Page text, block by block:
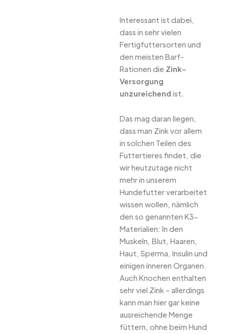
Interessant ist dabei,
dass in sehr vielen
Fertigfuttersorten und
den meisten Barf-
Rationen die Zink-
Versorgung
unzureichend ist.
Das mag daran liegen,
dass man Zink vor allem
in solchen Teilen des
Futtertieres findet, die
wir heutzutage nicht
mehr in unserem
Hundefutter verarbeitet
wissen wollen, nämlich
den so genannten K3-
Materialien: In den
Muskeln, Blut, Haaren,
Haut, Sperma, Insulin und
einigen inneren Organen.
Auch Knochen enthalten
sehr viel Zink – allerdings
kann man hier gar keine
ausreichende Menge
füttern, ohne beim Hund